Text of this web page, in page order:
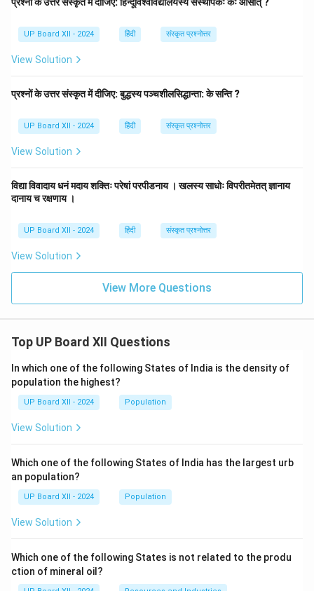
UP Board XII - 2024 हिंदी संस्कृत प्रश्नोत्तर
View Solution
प्रश्नों के उत्तर संस्कृत में दीजिए: बुद्धस्य पञ्चशीलसिद्धान्ता: के सन्ति ?
UP Board XII - 2024 हिंदी संस्कृत प्रश्नोत्तर
View Solution
विद्या विवादाय धनं मदाय शक्तिः परेषां परपीडनाय । खलस्य साधोः विपरीतमेतत् ज्ञानाय
दानाय च रक्षणाय ।
UP Board XII - 2024 हिंदी संस्कृत प्रश्नोत्तर
View Solution
View More Questions
Top UP Board XII Questions
In which one of the following States of India is the density of
population the highest?
UP Board XII - 2024 Population
View Solution
Which one of the following States of India has the largest urb
an population?
UP Board XII - 2024 Population
View Solution
Which one of the following States is not related to the produ
ction of mineral oil?